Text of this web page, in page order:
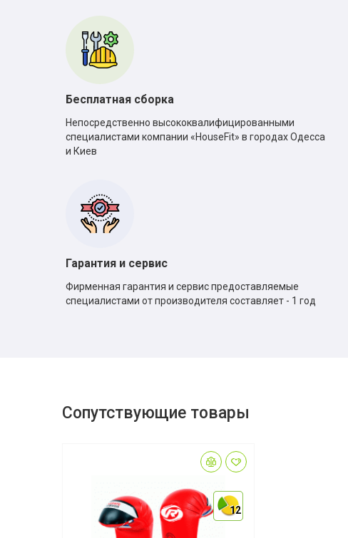
Бесплатная сборка
Непосредственно высококвалифицированными
специалистами компании «HouseFit» в городах Одесса
и Киев
Гарантия и сервис
Фирменная гарантия и сервис предоставляемые
специалистами от производителя составляет - 1 год
Сопутствующие товары
12
12